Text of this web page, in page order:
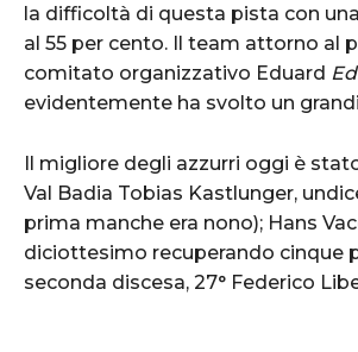
la difficoltà di questa pista con
al 55 per cento. Il team attorno al
comitato organizzativo Eduard
evidentemente ha svolto un
Il migliore degli azzurri oggi è
Val Badia Tobias Kastlunger,
prima manche era nono); Hans
diciottesimo recuperando cinque
seconda discesa, 27° Federico